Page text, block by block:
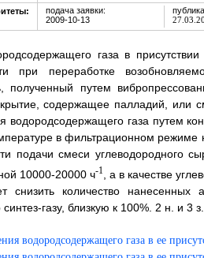
подача заявки:
2009-10-13
газа в
при переработке
путем
содержащее палладий, или
газа путем
в фильтрационном режиме
подачи смеси углеводородного
10000-20000 ч-1, а в качестве
снизить количество нанесенных
газу, близкую к 100%. 2 н. и 3